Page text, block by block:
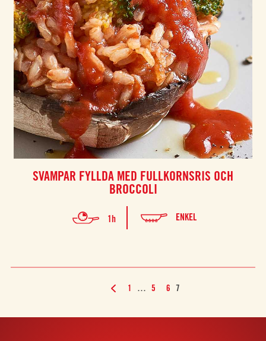
SVAMPAR FYLLDA MED FULLKORNSRIS OCH
BROCCOLI
1h ENKEL
1 … 5 6 7